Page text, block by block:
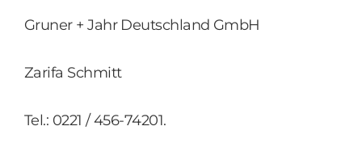
Gruner + Jahr Deutschland GmbH
Zarifa Schmitt
Tel.: 0221 / 456-74201.